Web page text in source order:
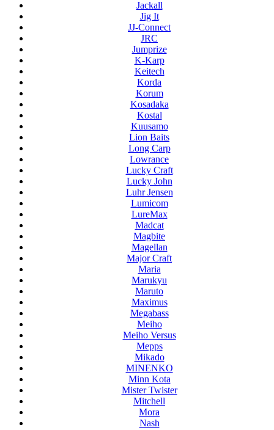
Jackall
Jig It
JJ-Connect
JRC
Jumprize
K-Karp
Keitech
Korda
Korum
Kosadaka
Kostal
Kuusamo
Lion Baits
Long Carp
Lowrance
Lucky Craft
Lucky John
Luhr Jensen
Lumicom
LureMax
Madcat
Magbite
Magellan
Major Craft
Maria
Marukyu
Maruto
Maximus
Megabass
Meiho
Meiho Versus
Mepps
Mikado
MINENKO
Minn Kota
Mister Twister
Mitchell
Mora
Nash